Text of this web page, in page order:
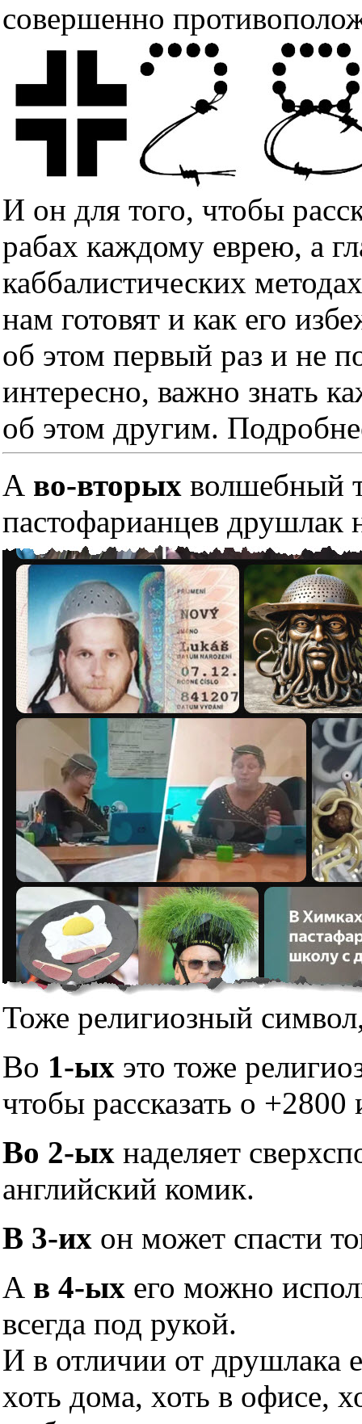
совершенно
И он для того, чтобы
рабах каждому еврею, а
каббалистических
нам готовят и как его
об этом первый раз и не
интересно, важно знать
об этом другим.
А во-вторых волшебный
пастофарианцев друшлак
Тоже религиозный
Во 1-ых это тоже
чтобы рассказать о +2800
Во 2-ых наделяет
английский комик.
В 3-их он может спасти
А в 4-ых его можно
всегда под рукой.
И в отличии от друшлака
хоть дома, хоть в офисе,